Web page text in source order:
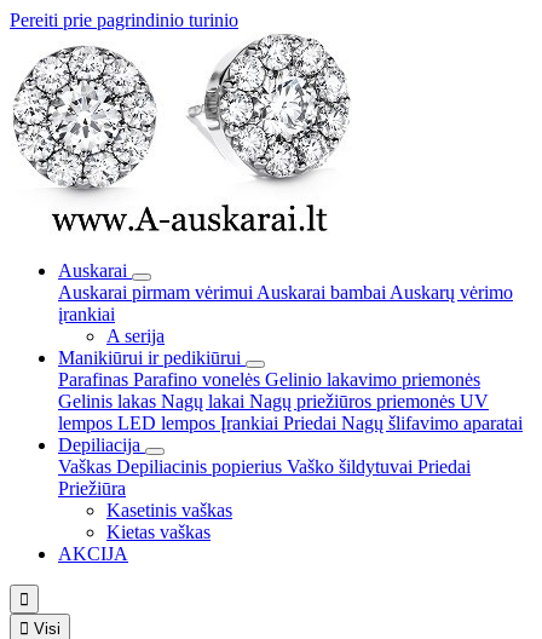
Pereiti prie pagrindinio turinio
Auskarai
Auskarai pirmam vėrimui Auskarai bambai Auskarų vėrimo
įrankiai
A serija
Manikiūrui ir pedikiūrui
Parafinas Parafino vonelės Gelinio lakavimo priemonės
Gelinis lakas Nagų lakai Nagų priežiūros priemonės UV
lempos LED lempos Įrankiai Priedai Nagų šlifavimo aparatai
Depiliacija
Vaškas Depiliacinis popierius Vaško šildytuvai Priedai
Priežiūra
Kasetinis vaškas
Kietas vaškas
AKCIJA

 Visi